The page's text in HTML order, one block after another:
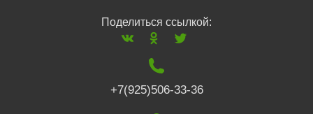
Поделиться ссылкой:
+7(925)506-33-36